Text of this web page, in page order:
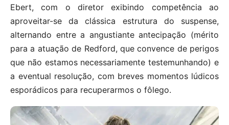
Ebert, com o diretor exibindo competência ao
aproveitar-se da clássica estrutura do suspense,
alternando entre a angustiante antecipação (mérito
para a atuação de Redford, que convence de perigos
que não estamos necessariamente testemunhando) e
a eventual resolução, com breves momentos lúdicos
esporádicos para recuperarmos o fôlego.